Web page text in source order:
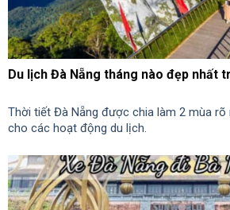
Du lịch Đà Nẵng tháng nào đẹp nhất
Thời tiết Đà Nẵng được chia làm 2 mùa rõ
cho các hoạt động du lịch.